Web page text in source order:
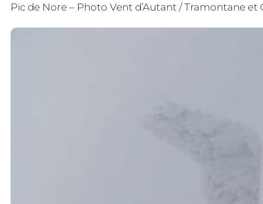
Pic de Nore – Photo Vent d’Autant / Tramontane et